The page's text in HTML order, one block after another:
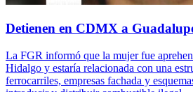
Detienen en CDMX a
La FGR informó que la mujer fue
Hidalgo y estaría relacionada con una
ferrocarriles, empresas fachada y